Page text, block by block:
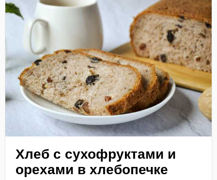
Хлеб с сухофруктами и
орехами в хлебопечке